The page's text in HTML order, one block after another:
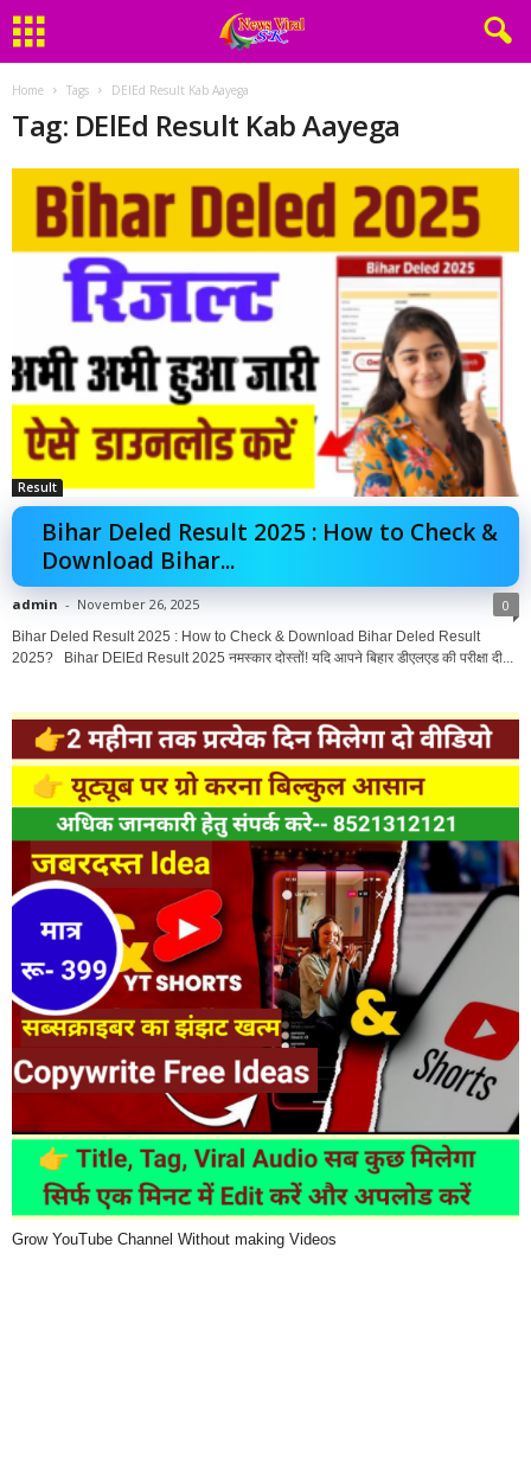
Home Tags DElEd Result Kab Aayega
Tag: DElEd Result Kab Aayega
Result
Bihar Deled Result 2025 : How to Check &
Download Bihar...
admin - November 26, 2025 0
Bihar Deled Result 2025 : How to Check & Download Bihar Deled Result
2025? Bihar DElEd Result 2025 नमस्कार दोस्तों! यदि आपने बिहार डीएलएड की परीक्षा दी...
Grow YouTube Channel Without making Videos